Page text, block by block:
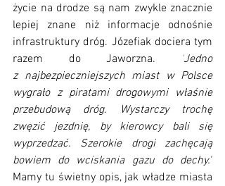
życie na drodze są nam zwykle znacznie
lepiej znane niż informacje odnośnie
infrastruktury dróg. Józefiak dociera tym
razem do Jaworzna.
"Jedno
z najbezpieczniejszych miast w Polsce
wygrało z piratami drogowymi właśnie
przebudową dróg. Wystarczy trochę
zwęzić jezdnię, by kierowcy bali się
wyprzedzać. Szerokie drogi zachęcają
bowiem do wciskania gazu do dechy."
Mamy tu świetny opis, jak władze miasta